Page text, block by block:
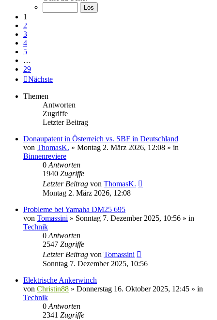
1
2
3
4
5
…
29
Nächste
Themen
Antworten
Zugriffe
Letzter Beitrag
Donaupatent in Österreich vs. SBF in Deutschland
von ThomasK. » Montag 2. März 2026, 12:08 » in
Binnenreviere
0 Antworten
1940 Zugriffe
Letzter Beitrag von ThomasK.
Montag 2. März 2026, 12:08
Probleme bei Yamaha DM25 695
von Tomassini » Sonntag 7. Dezember 2025, 10:56 » in
Technik
0 Antworten
2547 Zugriffe
Letzter Beitrag von Tomassini
Sonntag 7. Dezember 2025, 10:56
Elektrische Ankerwinch
von Christin88 » Donnerstag 16. Oktober 2025, 12:45 » in
Technik
0 Antworten
2341 Zugriffe